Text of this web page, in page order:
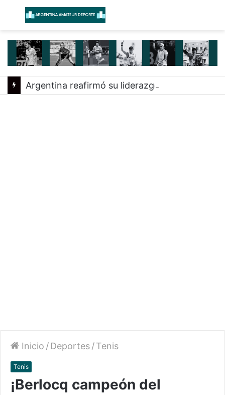
Menú
Inicio /Deportes/Tenis
Tenis
¡Berlocq campeón del